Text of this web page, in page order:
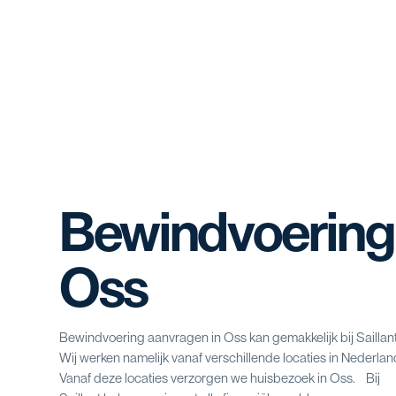
Bewindvoering
Oss
Bewindvoering aanvragen in Oss kan gemakkelijk bij
Wij werken namelijk vanaf verschillende locaties in
Vanaf deze locaties verzorgen we huisbezoek in Oss. Bij